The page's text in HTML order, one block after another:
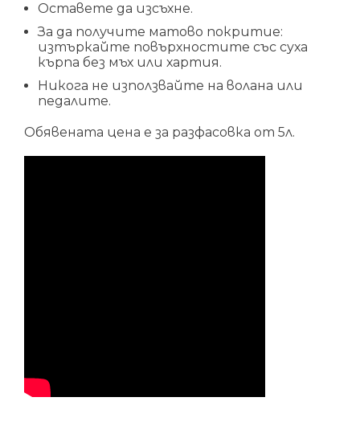
Оставете да изсъхне.
За да получите матово покритие:
изтъркайте повърхностите със суха
кърпа без мъх или хартия.
Никога не използвайте на волана или
педалите.
Обявената цена е за разфасовка от 5л.